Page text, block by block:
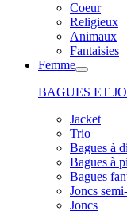
Coeur
Religieux
Animaux
Fantaisies
Femme
BAGUES ET
Jacket
Trio
Bagues à
Bagues à
Bagues
Joncs
Joncs